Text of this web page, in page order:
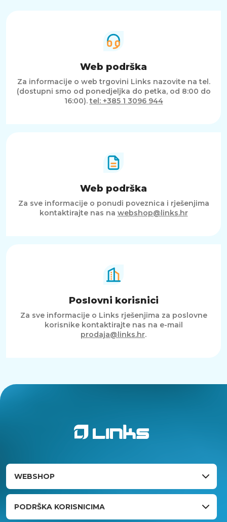
Web podrška
Za informacije o web trgovini Links nazovite na tel.
(dostupni smo od ponedjeljka do petka, od 8:00 do
16:00).tel: +385 1 3096 944
Web podrška
Za sve informacije o ponudi poveznica i rješenjima
kontaktirajte nas na webshop@links.hr
Poslovni korisnici
Za sve informacije o Links rješenjima za poslovne
korisnike kontaktirajte nas na e-mail
prodaja@links.hr.
WEBSHOP
PODRŠKA KORISNICIMA